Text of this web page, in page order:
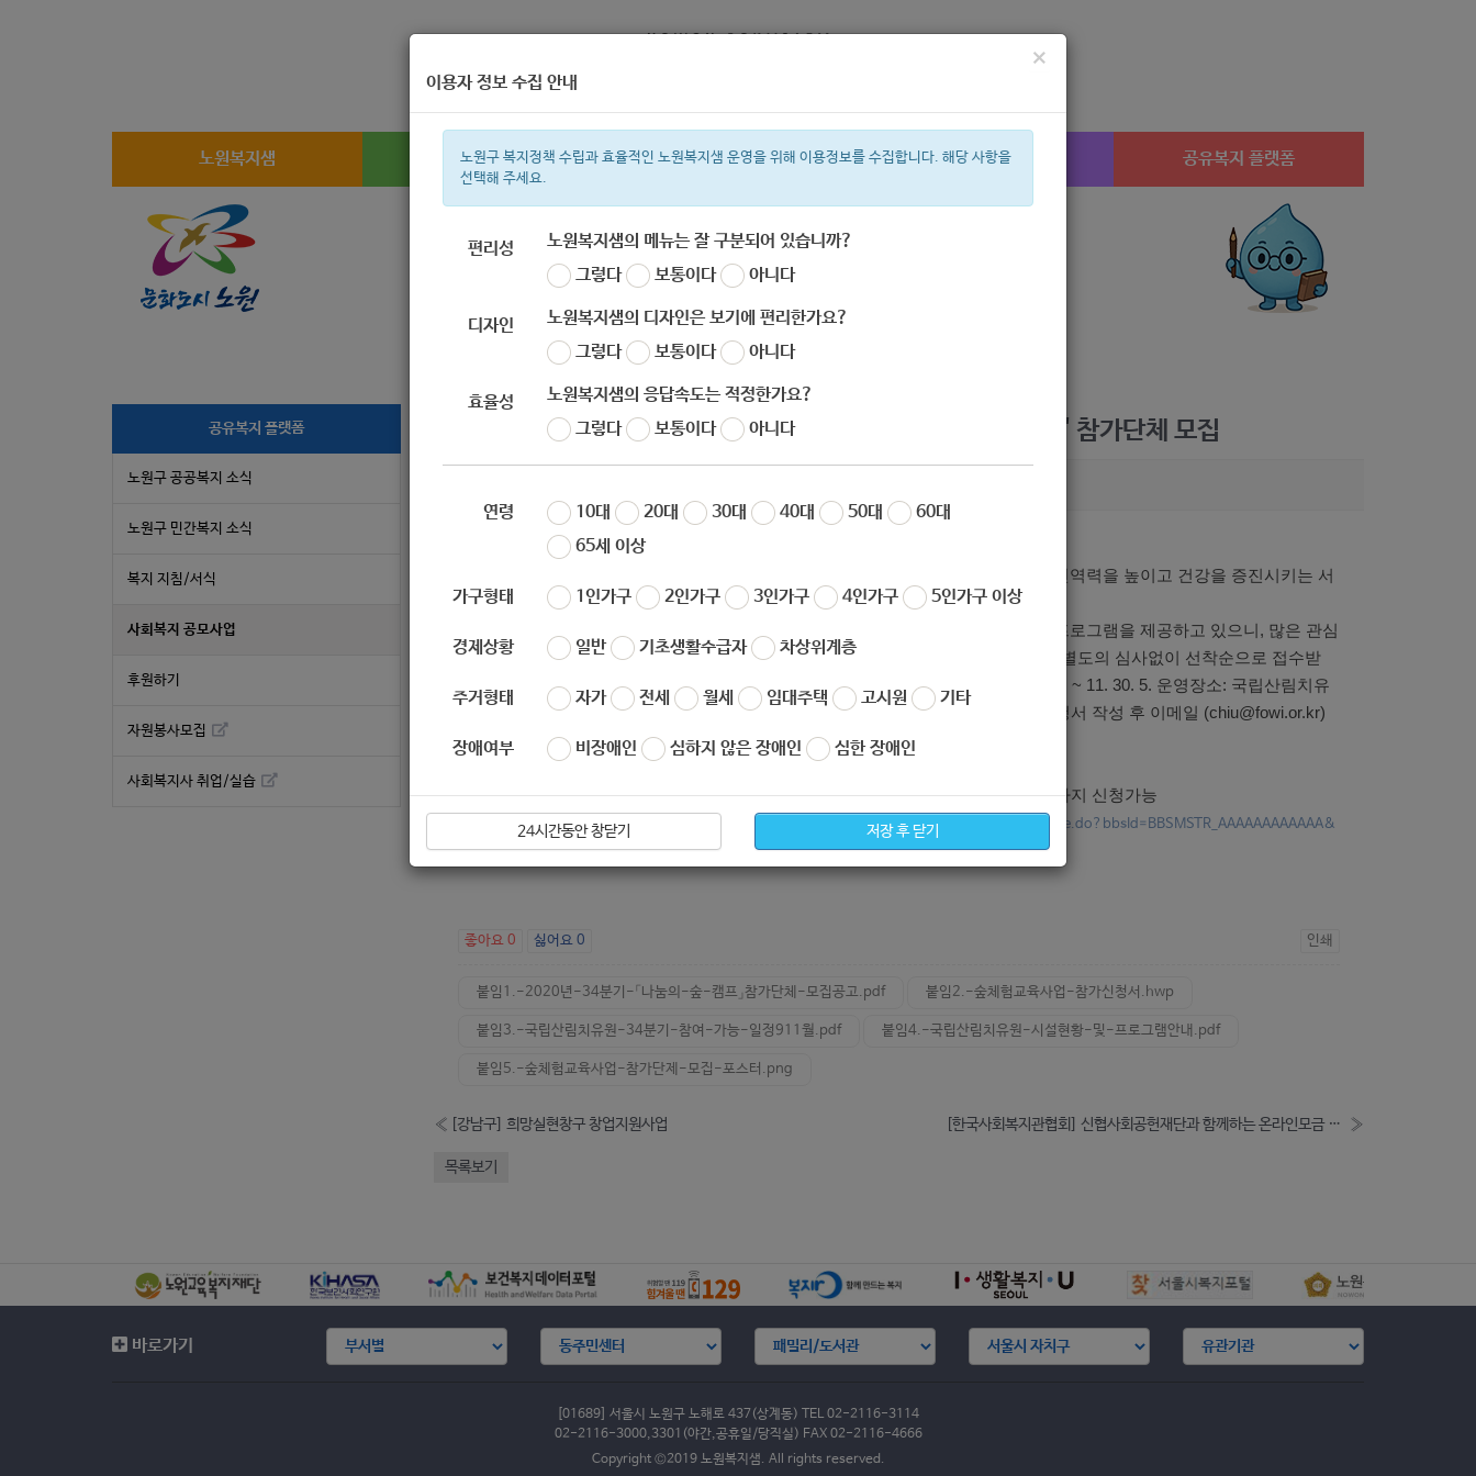
노원복지샘 복지정보 복지서비스 신청 복지시설찾기 공유복지 플랫폼
지원금 복지관 이용시설 ìº 성민복지관 안심일자리 치과
×
이용자 정보 수집 안내
노원구 복지정책 수립과 효율적인 노원복지샘 운영을 위해 이용정보를 수집합니다. 해당 사항을
선택해 주세요.
편리성
노원복지샘의 메뉴는 잘 구분되어 있습니까?
그렇다
보통이다 아니다
디자인
노원복지샘의 디자인은 보기에 편리한가요?
그렇다
보통이다 아니다
효율성
노원복지샘의 응답속도는 적정한가요?
그렇다
보통이다 아니다
연령 10대 20대 30대 40대 50대
60대
65세 이상
가구형태 1인가구 2인가구 3인가구 4인가구 5인가구 이상
경제상황 일반 기초생활수급자 차상위계층
주거형태 자가 전세 월세 임대주택 고시원 기타
장애여부 비장애인 심하지 않은 장애인 심한 장애인
24시간동안 창닫기 저장 후 닫기
공유복지 플랫폼
노원구 공공복지 소식
노원구 민간복지 소식
복지 지침/서식
사회복지 공모사업
후원하기
자원봉사모집
사회복지사 취업/실습
[국립산림치유원] 숲체험교육사업 9-11월 '나눔의 숲 캠프' 참가단체 모집
국립산림치유원 숲체험교육사업 9~11월 「나눔의숲캠프」 참가단체 모집
국립산림치유원은 산림청 산하 공공기관으로서 숲의 치유인자를 활용하여 인체의 면역력을 높이고 건강을 증진시키는 서
비스를 제공하고 있습니다.
특히, 녹색자금을 활용한 숲체험교육사업을 통하여 사회적 취약계층에게 산림치유프로그램을 제공하고 있으니, 많은 관심
부탁드립니다.1. 사 업 명: 숲체험교육사업 3,4분기 2. 모집시기: 8. 10. ~ 11. 30. * 별도의 심사없이 선착순으로 접수받
아 일정 객실 조기 마감 될 수 있음
3. 모집대상: 취약계층 및 일반인 4. 캠프운영: 9. 1. ~ 11. 30. 5. 운영장소: 국립산림치유
원(경북영주)6. 지원내용: 식비, 프로그램, 숙박비, (일부)버스비 등
7. 신청방법: 신청서 작성 후 이메일 (chiu@fowi.or.kr)
송부 * 상세 내용 붙임 파일 참고8. 기타사항1)연 3회까지 중복수혜 가능
2) 대상자(인솔자 제외)
10명 이상
3)취약계층(저소득, 장애인, 한부모, 다문화가정)과 그 가족(대상자 포함 최대 5인)까지 신청가능
9. 문의사항: T.054-639-3542
https://daslim.fowi.or.kr/cop/bbs/selectBoardArticle.do?bbsId=BBSMSTR_AAAAAAAAAAAA&
nttId=1708&bbsTyCode=BBST03&bbsAttrbCode=BBSA03&authFlag=Y&pageIndex=1
좋아요 0 싫어요 0 인쇄
붙임1.-2020년-34분기-「나눔의-숲-캠프」참가단체-모집공고.pdf 붙임2.-숲체험교육사업-참가신청서.hwp
붙임3.-국립산림치유원-34분기-참여-가능-일정911월.pdf 붙임4.-국립산림치유원-시설현황-및-프로그램안내.pdf
붙임5.-숲체험교육사업-참가단제-모집-포스터.png
« [강남구] 희망실현창구 창업지원사업 [한국사회복지관협회] 신협사회공헌재단과 함께하는 온라인모금 연계사업 「온누리에 사랑을 캠페인」 2차 사업공고( -8.26) »
목록보기
바로가기
[01689] 서울시 노원구 노해로 437(상계동) TEL 02-2116-3114
02-2116-3000,3301(야간,공휴일/당직실) FAX 02-2116-4666
Copyright ©2019 노원복지샘. All rights reserved.